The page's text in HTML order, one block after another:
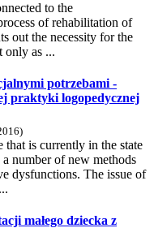
to the
of rehabilitation of
out the necessity for the
only as ...
potrzebami -
praktyki logopedycznej
)
is currently in the state
number of new methods
dysfunctions. The issue of
małego dziecka z